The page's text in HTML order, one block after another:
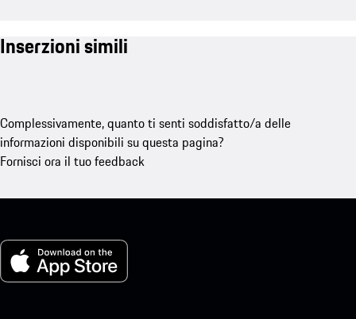
Inserzioni simili
Complessivamente, quanto ti senti soddisfatto/a delle
informazioni disponibili su questa pagina?
Fornisci ora il tuo feedback